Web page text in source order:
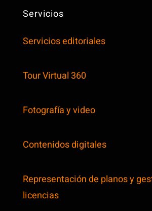
Servicios
Servicios editoriales
Tour Virtual 360
Fotografía y video
Contenidos digitales
Representación de planos y
licencias